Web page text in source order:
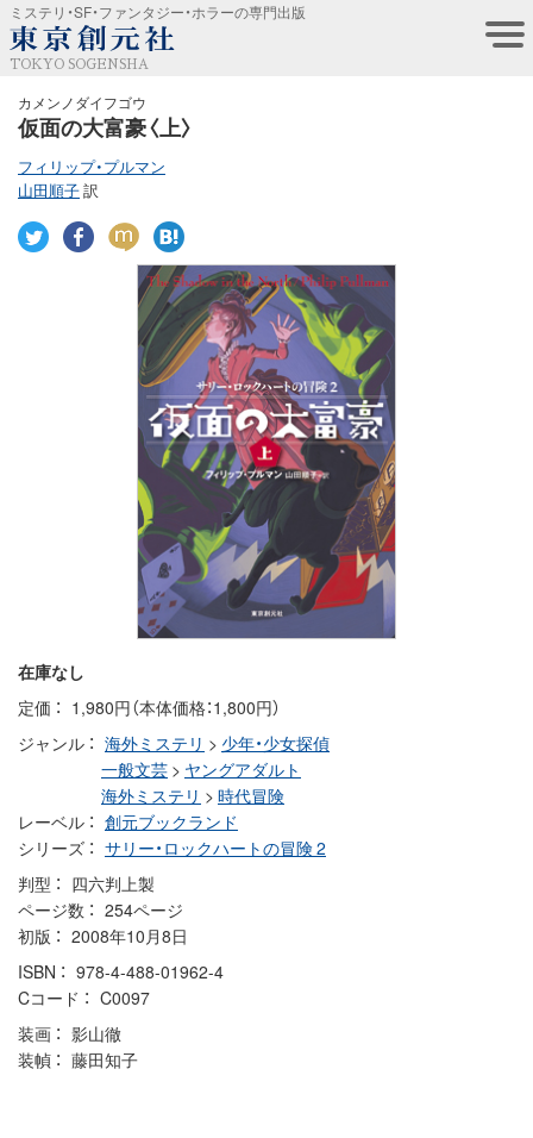
ミステリ・SF・ファンタジー・ホラーの専門出版
TOKYO SOGENSHA
カメンノダイフゴウ
仮面の大富豪〈上〉
フィリップ・プルマン
山田順子訳
在庫なし
定価
1,980円（本体価格：1,800円）
ジャンル
海外ミステリ > 少年・少女探偵
一般文芸 > ヤングアダルト
海外ミステリ > 時代冒険
レーベル
創元ブックランド
シリーズ
サリー・ロックハートの冒険 2
判型
四六判上製
ページ数
254ページ
初版
2008年10月8日
ISBN
978-4-488-01962-4
Cコード
C0097
装画
影山徹
装幀
藤田知子